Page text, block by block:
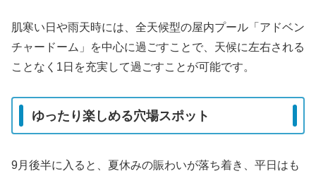
肌寒い日や雨天時には、全天候型の屋内プール「アドベン
チャードーム」を中心に過ごすことで、天候に左右される
ことなく1日を充実して過ごすことが可能です。
ゆったり楽しめる穴場スポット
9月後半に入ると、夏休みの賑わいが落ち着き、平日はも